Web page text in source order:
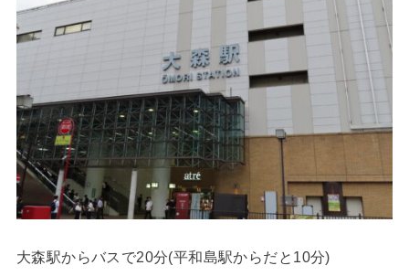
大森駅からバスで20分(平和島駅からだと10分)